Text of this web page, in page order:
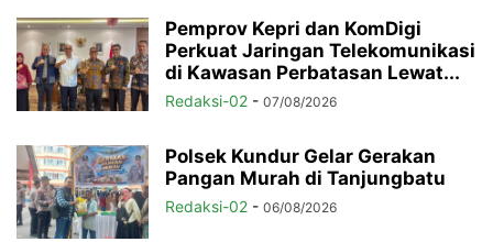
Pemprov Kepri dan KomDigi
Perkuat Jaringan Telekomunikasi
di Kawasan Perbatasan Lewat...
Redaksi-02 - 07/08/2026
Polsek Kundur Gelar Gerakan
Pangan Murah di Tanjungbatu
Redaksi-02 - 06/08/2026